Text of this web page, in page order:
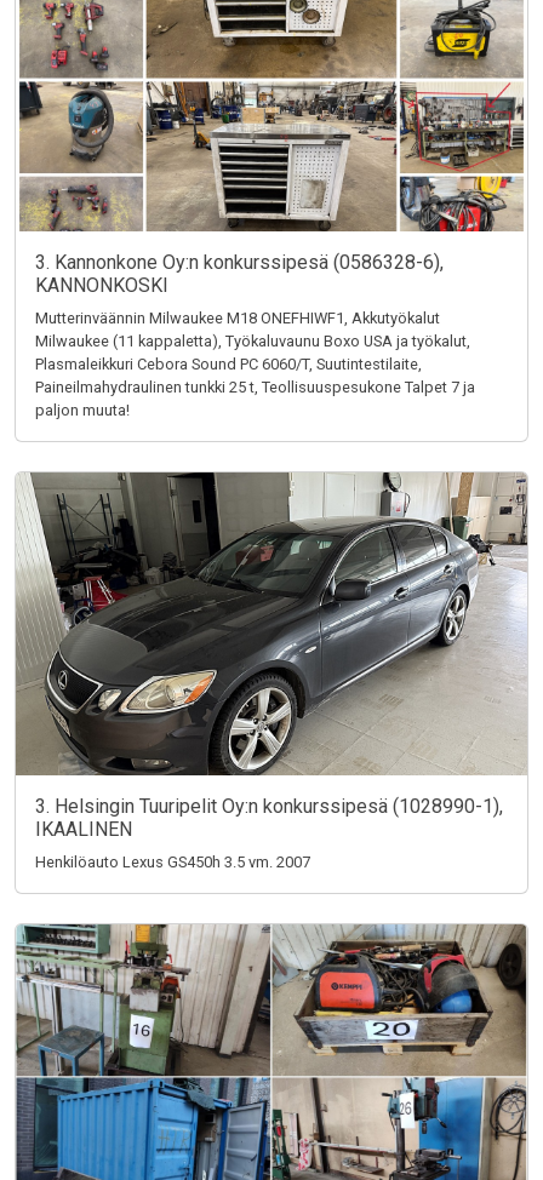
3. Kannonkone Oy:n konkurssipesä (0586328-6),
KANNONKOSKI
Mutterinväännin Milwaukee M18 ONEFHIWF1, Akkutyökalut
Milwaukee (11 kappaletta), Työkaluvaunu Boxo USA ja työkalut,
Plasmaleikkuri Cebora Sound PC 6060/T, Suutintestilaite,
Paineilmahydraulinen tunkki 25 t, Teollisuuspesukone Talpet 7 ja
paljon muuta!
3. Helsingin Tuuripelit Oy:n konkurssipesä (1028990-1),
IKAALINEN
Henkilöauto Lexus GS450h 3.5 vm. 2007